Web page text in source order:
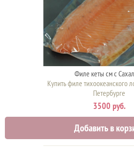
Филе кеты см с
Купить филе тихоокеанского
Петербурге
3500 руб.
Добавить в